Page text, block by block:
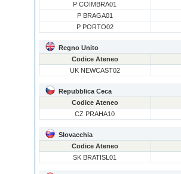
P COIMBRA01
P BRAGA01
P PORTO02
Regno Unito
Codice Ateneo
UK NEWCAST02
Repubblica Ceca
Codice Ateneo
CZ PRAHA10
Slovacchia
Codice Ateneo
SK BRATISL01